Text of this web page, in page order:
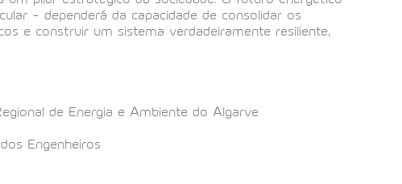
– dependerá da capacidade de consolidar os
e construir um sistema verdadeiramente resiliente,
de Energia e Ambiente do Algarve
Engenheiros